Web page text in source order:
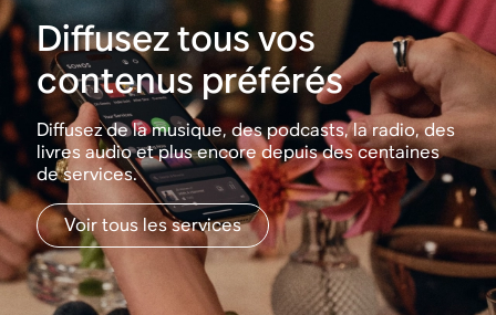
Diffusez tous vos
contenus préférés
Diffusez de la musique, des podcasts, la radio, des
livres audio et plus encore depuis des centaines
de services.
Voir tous les services